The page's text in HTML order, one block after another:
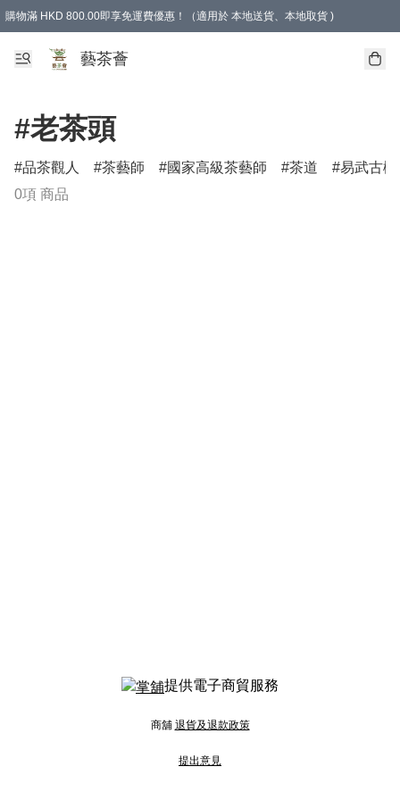
購物滿 HKD 800.00即享免運費優惠！（適用於 本地送貨、本地取貨 )
藝茶薈
#老茶頭
品茶觀人 茶藝師 國家高級茶藝師 茶道
易武古樹
0項 商品
提供電子商貿服務
商舖 退貨及退款政策
提出意見